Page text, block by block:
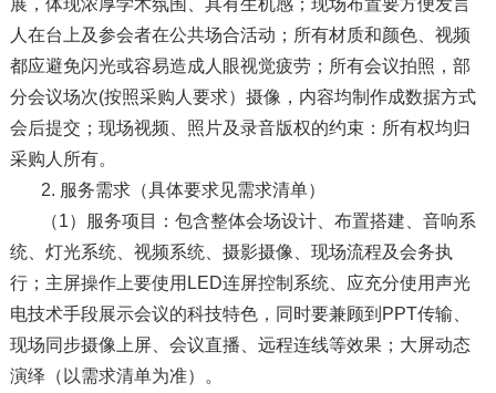
展，体现浓厚学术氛围、具有生机感；现场布置要方便发言
人在台上及参会者在公共场合活动；所有材质和颜色、视频
都应避免闪光或容易造成人眼视觉疲劳；所有会议拍照，部
分会议场次(按照采购人要求）摄像，内容均制作成数据方式
会后提交；现场视频、照片及录音版权的约束：所有权均归
采购人所有。
2. 服务需求（具体要求见需求清单）
（1）服务项目：包含整体会场设计、布置搭建、音响系
统、灯光系统、视频系统、摄影摄像、现场流程及会务执
行；主屏操作上要使用LED连屏控制系统、应充分使用声光
电技术手段展示会议的科技特色，同时要兼顾到PPT传输、
现场同步摄像上屏、会议直播、远程连线等效果；大屏动态
演绎（以需求清单为准）。